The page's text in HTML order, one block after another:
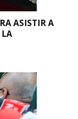
ASISTIR A